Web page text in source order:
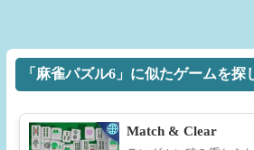
「麻雀パズル6」に似たゲームを探
Match & Clear